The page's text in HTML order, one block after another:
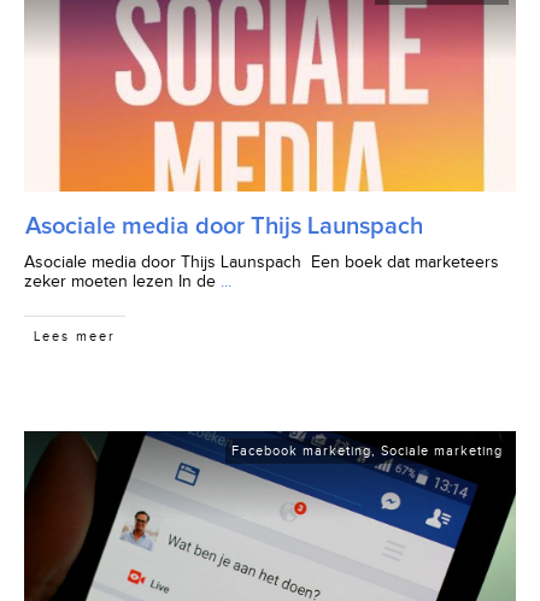
Asociale media door Thijs Launspach
Asociale media door Thijs Launspach Een boek dat marketeers
zeker moeten lezen In de
Lees meer
Facebook marketing,Sociale marketing